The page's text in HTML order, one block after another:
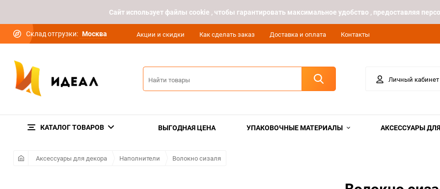
Cайт использует файлы cookie , чтобы гарантировать максимальное удобство , предоставляя
Склад отгрузки: Москва Акции и скидки Как сделать заказ Доставка и оплата Контакты
Личный кабинет
КАТАЛОГ ТОВАРОВ ВЫГОДНАЯ ЦЕНА УПАКОВОЧНЫЕ МАТЕРИАЛЫ АКСЕССУАРЫ
Аксессуары для декора Наполнители Волокно сизаля